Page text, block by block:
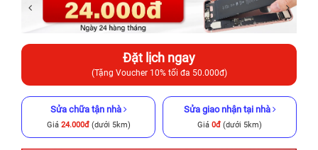
Đặt lịch ngay
(Tặng Voucher 10% tối đa 50.000đ)
Sửa chữa tận nhà
Giá 24.000đ(dưới 5km)
Sửa giao nhận tại nhà
Giá 0đ (dưới 5km)